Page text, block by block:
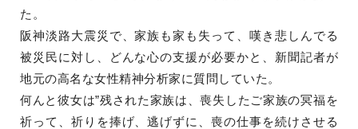
た。
阪神淡路大震災で、家族も家も失って、嘆き悲しんでる
被災民に対し、どんな心の支援が必要かと、新聞記者が
地元の高名な女性精神分析家に質問していた。
何んと彼女は”残された家族は、喪失したご家族の冥福を
祈って、祈りを捧げ、逃げずに、喪の仕事を続けさせる